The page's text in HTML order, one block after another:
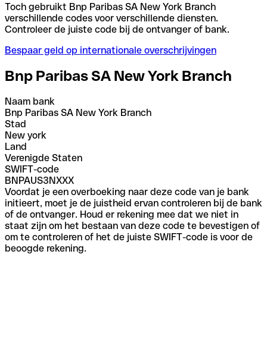
Toch gebruikt Bnp Paribas SA New York Branch
verschillende codes voor verschillende diensten.
Controleer de juiste code bij de ontvanger of bank.
Bespaar geld op internationale overschrijvingen
Bnp Paribas SA New York Branch
Naam bank
Bnp Paribas SA New York Branch
Stad
New york
Land
Verenigde Staten
SWIFT-code
BNPAUS3NXXX
Voordat je een overboeking naar deze code van je bank
initieert, moet je de juistheid ervan controleren bij de bank
of de ontvanger. Houd er rekening mee dat we niet in
staat zijn om het bestaan van deze code te bevestigen of
om te controleren of het de juiste SWIFT-code is voor de
beoogde rekening.